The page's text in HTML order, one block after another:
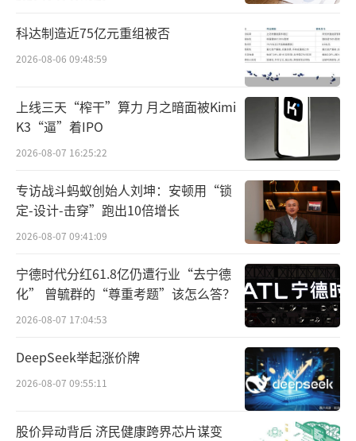
“十年IP无人问，一朝盲盒天下知”算是
对泡泡玛特成长的简要概括。成立最初的几
年，潮流文化还没有爆发，新消费、新零售也
不是主流的投资赛道，泡泡玛特几家门店的营
业额并没有得到明显的增长。
这段时间，泡泡玛特经历了人员变动频
繁，组织力量薄弱，且就算是之后拿到100万天
使投资也没能改变门店收入和运营效率低下的
转机出现在2016年，泡泡玛特推出首款盲
盒产品——Molly星座系列，总共12款设计，每
只售价59元。可能是产品精美，可能是营销方
式正中消费者的命门，自此之后，盲盒逐渐风
靡，甚至肯德基、麦当劳、miniso，以及部分
影视剧，如乡村爱情，均推出了与自身相关的
盲盒产品，泡泡玛特也因其盲盒而备受关注。
科达制造近75亿元重组被否
2026-08-06 09:48:59
上线三天“榨干”算力 月之暗面被Kimi
K3“逼”着IPO
2026-08-07 16:25:22
专访战斗蚂蚁创始人刘坤：安顿用“锁
定-设计-击穿”跑出10倍增长
2026-08-07 09:41:09
宁德时代分红61.8亿仍遭行业“去宁德
化” 曾毓群的“尊重考题”该怎么答？
2026-08-07 17:04:53
DeepSeek举起涨价牌
2026-08-07 09:55:11
股价异动背后 济民健康跨界芯片谋变